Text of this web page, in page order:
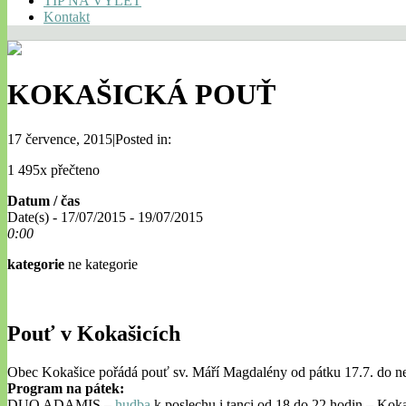
Kontakt
KOKAŠICKÁ POUŤ
17 července, 2015|Posted in:
1 495x přečteno
Datum / čas
Date(s) - 17/07/2015 - 19/07/2015
0:00
kategorie ne kategorie
Pouť v Kokašicích
Obec Kokašice pořádá pouť sv. Máří Magdalény od pátku 17.7. do
Program na pátek: